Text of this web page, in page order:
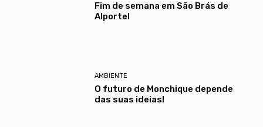
Fim de semana em São Brás de
Alportel
AMBIENTE
O futuro de Monchique depende
das suas ideias!